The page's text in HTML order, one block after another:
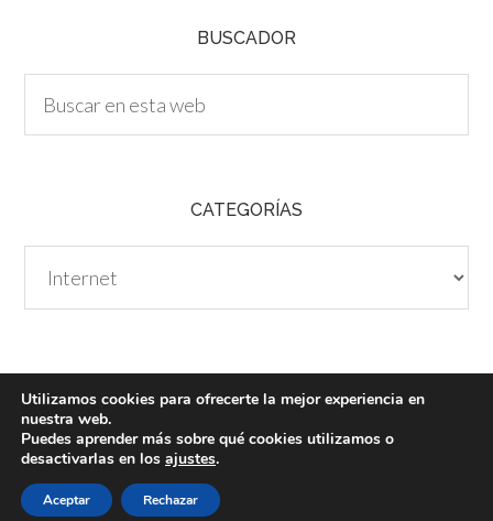
BUSCADOR
CATEGORÍAS
Utilizamos cookies para ofrecerte la mejor experiencia en
nuestra web.
Puedes aprender más sobre qué cookies utilizamos o
desactivarlas en los ajustes.
Aceptar Rechazar